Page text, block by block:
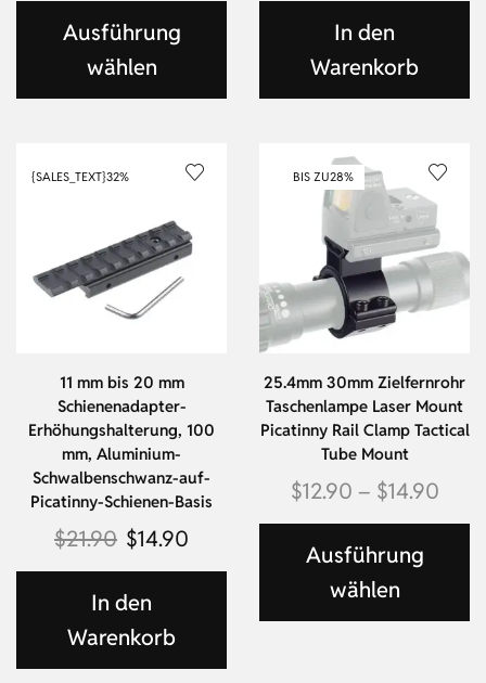
Ausführung
wählen
In den
Warenkorb
{SALES_TEXT}32%
11 mm bis 20 mm
Schienenadapter-
Erhöhungshalterung, 100
mm, Aluminium-
Schwalbenschwanz-auf-
Picatinny-Schienen-Basis
$21.90 $14.90
In den
Warenkorb
BIS ZU28%
25.4mm 30mm Zielfernrohr
Taschenlampe Laser Mount
Picatinny Rail Clamp Tactical
Tube Mount
$12.90 – $14.90
Ausführung
wählen